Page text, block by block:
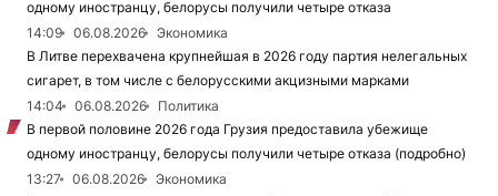
одному иностранцу, белорусы получили четыре отказа
14:09
06.08.2026
Экономика
В Литве перехвачена крупнейшая в 2026 году партия нелегальных
сигарет, в том числе с белорусскими акцизными марками
14:04
06.08.2026
Политика
В первой половине 2026 года Грузия предоставила убежище
одному иностранцу, белорусы получили четыре отказа (подробно)
13:27
06.08.2026
Экономика